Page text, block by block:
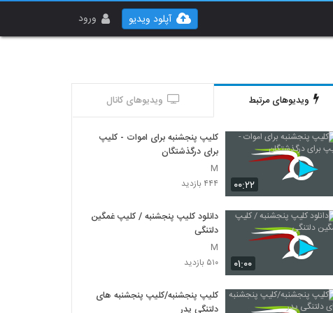
ورود آپلود ویدیو
ویدیوهای مرتبط ویدیوهای کانال
۰۰:۲۲
کلیپ پنجشنبه برای اموات - کلیپ
برای درگذشتگان
M
۴۴۴ بازدید
۰۱:۰۰
دانلود کلیپ پنجشنبه / کلیپ غمگین
دلتنگی
M
۵۱۰ بازدید
کلیپ پنجشنبه/کلیپ پنجشنبه های
دلتنگی پدر